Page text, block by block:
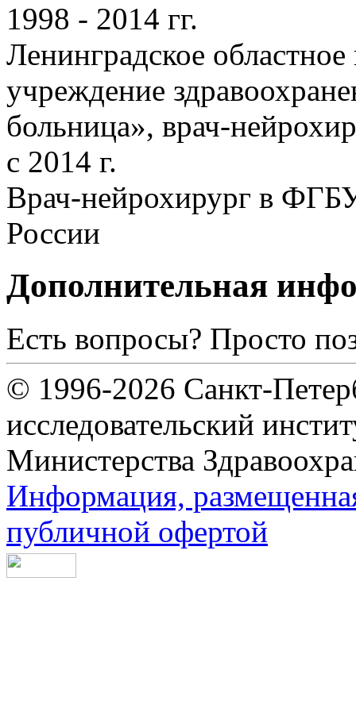
1998 - 2014 гг.
Ленинградское
учреждение
больница», врач-
с 2014 г.
Врач-нейрохирург в
России
Дополнительная
Есть вопросы? Просто
© 1996-2026 Санкт-
исследовательский
Министерства
Информация,
публичной офертой